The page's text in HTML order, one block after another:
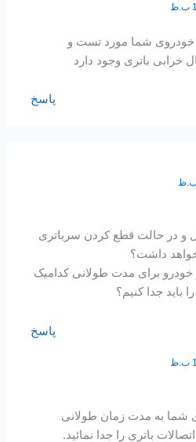
خودروی شما مورد تست و
خرابی باتری وجود دارد
پاسخ
و در حالت قطع کردن سرباتری
داشت؟
برای مدت طولانی کدامیک
باید جدا کنیم؟
پاسخ
شما به مدت زمان طولانی
باتری را جدا نمائید.